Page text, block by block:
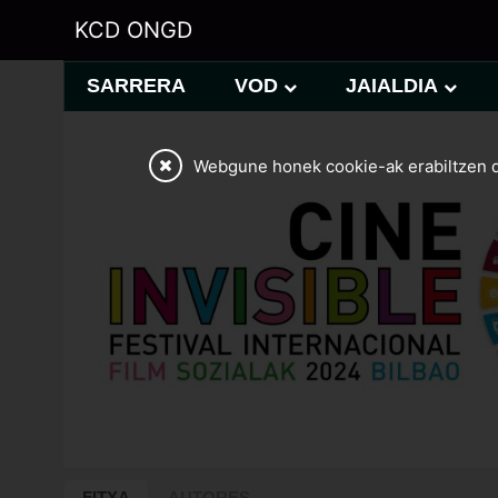
KCD ONGD
SARRERA VOD JAIALDIA
Webgune honek cookie-ak erabiltzen